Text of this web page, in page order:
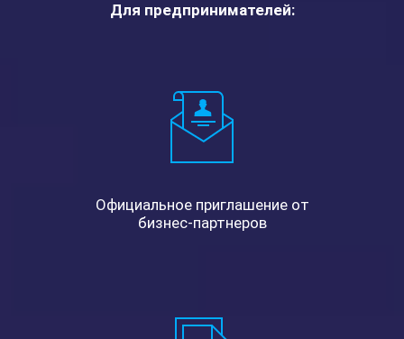
Для предпринимателей:
Официальное приглашение от
бизнес-партнеров